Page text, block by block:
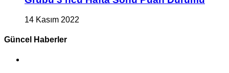
14 Kasım 2022
Güncel Haberler